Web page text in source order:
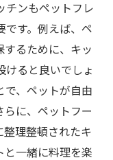
チンもペットフレ
です。例えば、ペ
するために、キッ
けると良いでしょ
で、ペットが自由
らに、ペットフー
整理整頓されたキ
と一緒に料理を楽